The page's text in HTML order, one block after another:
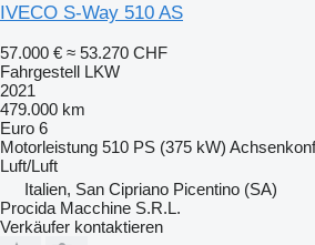
IVECO S-Way 510 AS
57.000 € ≈ 53.270 CHF
Fahrgestell LKW
2021
479.000 km
Euro 6
Motorleistung 510 PS (375 kW)
Luft/Luft
Italien, San Cipriano Picentino (SA)
Procida Macchine S.R.L.
Verkäufer kontaktieren